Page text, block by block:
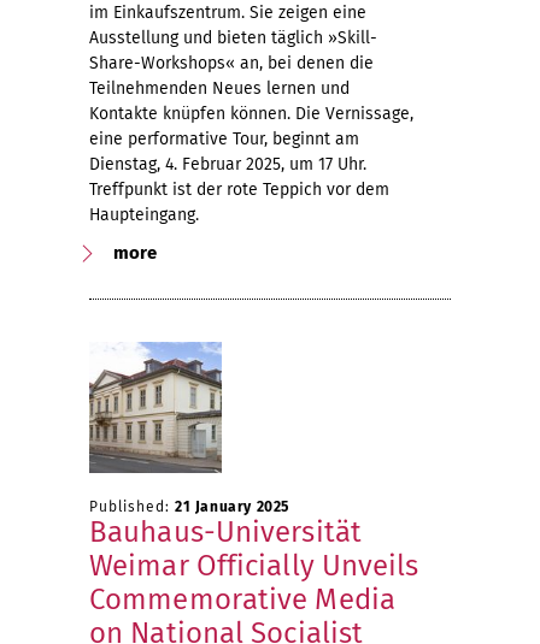
im Einkaufszentrum. Sie zeigen eine
Ausstellung und bieten täglich »Skill-
Share-Workshops« an, bei denen die
Teilnehmenden Neues lernen und
Kontakte knüpfen können. Die Vernissage,
eine performative Tour, beginnt am
Dienstag, 4. Februar 2025, um 17 Uhr.
Treffpunkt ist der rote Teppich vor dem
Haupteingang.
more
Published: 21 January 2025
Bauhaus-Universität
Weimar Officially Unveils
Commemorative Media
on National Socialist